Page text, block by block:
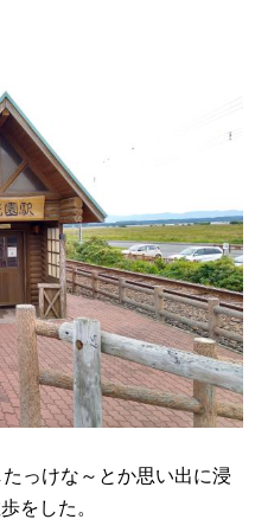
っけな～とか思い出に浸
をした。